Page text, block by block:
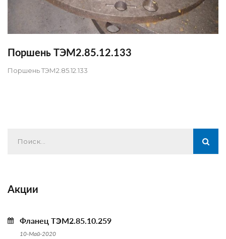
Поршень ТЭМ2.85.12.133
Поршень ТЭМ2.85.12.133
Акции
Фланец ТЭМ2.85.10.259
10-Май-2020